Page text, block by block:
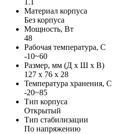
1.1
Материал корпуса
Без корпуса
Мощность, Вт
48
Рабочая температура, С
-10~60
Размер, мм (Д х Ш х В)
127 х 76 х 28
Температура хранения, С
-20~85
Тип корпуса
Открытый
Тип стабилизации
По напряжению